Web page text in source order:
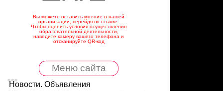
Вы можете оставить мнение о нашей
организации, перейдя по ссылке.
Чтобы оценить условия осуществления
образовательной деятельности,
наведите камеру вашего телефона и
отсканируйте QR-код
Меню сайта
Новости. Объявления